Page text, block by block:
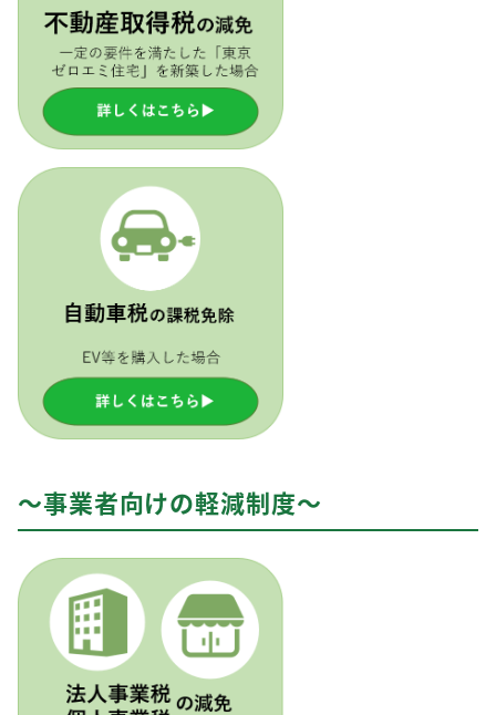
～事業者向けの軽減制度～